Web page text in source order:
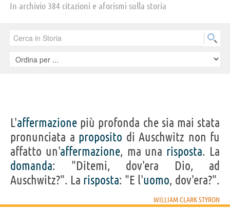
il libro che ci fanno studiare a scuola, con risultati scadenti tra l’altro.
di essere, alle persone con cui oggi ci relazioniamo e alle azioni che
più imminente ci sia al mondo.
In archivio 384 citazioni e aforismi sulla storia
L'affermazione più profonda che sia mai stata
pronunciata a proposito di Auschwitz non fu
affatto un'affermazione, ma una risposta. La
domanda: "Ditemi, dov'era Dio, ad
Auschwitz?". La risposta: "E l'uomo, dov'era?".
WILLIAM CLARK STYRON